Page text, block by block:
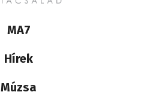
Lábléc
médiacsalád
MA7
Hírek
Múzsa